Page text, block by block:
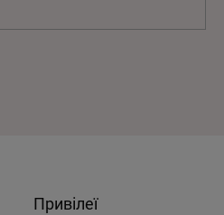
Привілеї